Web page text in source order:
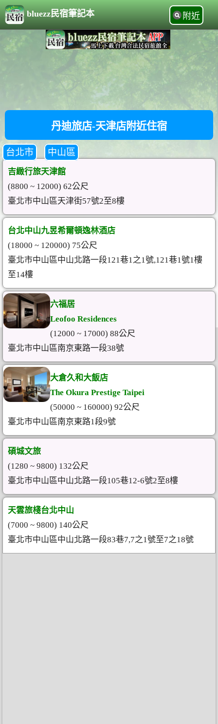
bluezz民宿筆記本 附近
丹迪旅店-天津店附近住宿
台北市 中山區
吉緻行旅天津館
(8800 ~ 12000) 62公尺
臺北市中山區天津街57號2至8樓
台北中山九昱希爾頓逸林酒店
(18000 ~ 120000) 75公尺
臺北市中山區中山北路一段121巷1之1號,121巷1號1樓
至14樓
六福居
Leofoo Residences
(12000 ~ 17000) 88公尺
臺北市中山區南京東路一段38號
大倉久和大飯店
The Okura Prestige Taipei
(50000 ~ 160000) 92公尺
臺北市中山區南京東路1段9號
碩城文旅
(1280 ~ 9800) 132公尺
臺北市中山區中山北路一段105巷12-6號2至8樓
天雲旅棧台北中山
(7000 ~ 9800) 140公尺
臺北市中山區中山北路一段83巷7,7之1號至7之18號